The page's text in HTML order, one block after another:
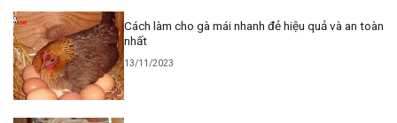
Cách làm cho gà mái nhanh đẻ hiệu quả và an toàn
nhất
13/11/2023